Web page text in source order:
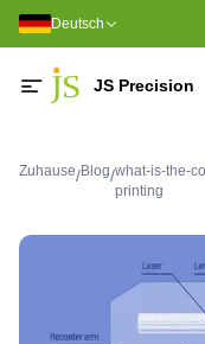
Deutsch
JS Precision
Zuhause/Blog/what-is-the-
printing